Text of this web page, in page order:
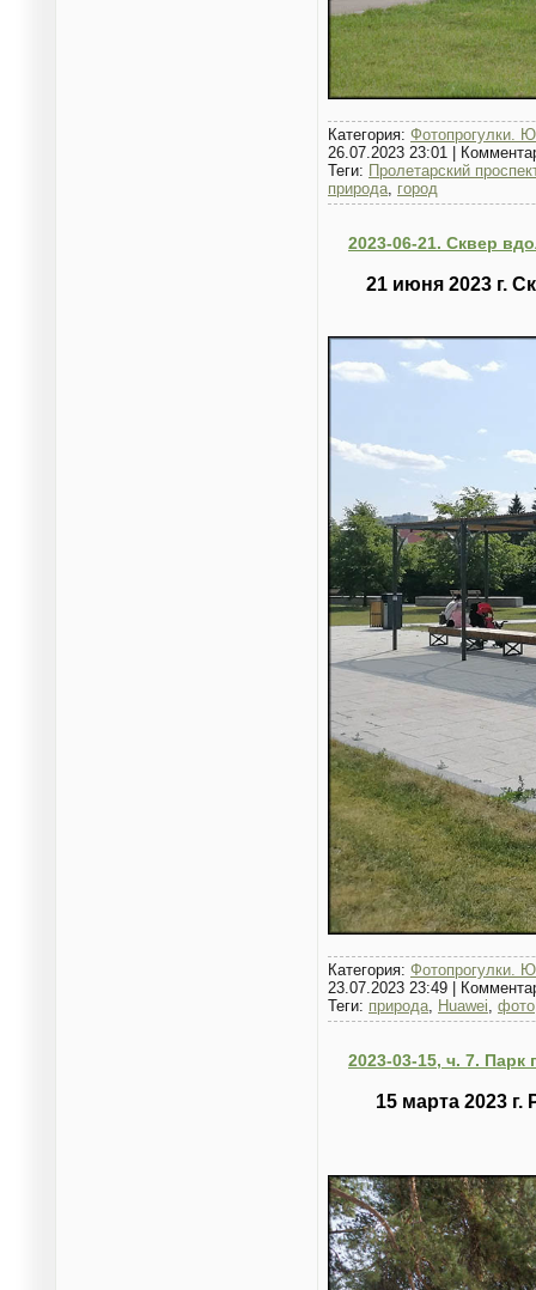
Категория: Фотопрогулки.
26.07.2023 23:01
Теги: Пролетарский
природа, город
2023-06-21. Сквер
21 июня 2023 г.
Категория: Фотопрогулки.
23.07.2023 23:49
Теги: природа, Huawei, фото
2023-03-15, ч. 7.
15 марта 2023